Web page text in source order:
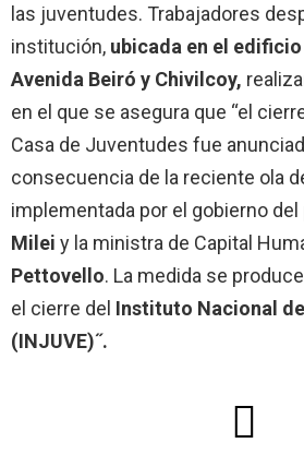
las juventudes. Trabajadores
institución, ubicada en el
Avenida Beiró y Chivilcoy,
en el que se asegura que “el
Casa de Juventudes fue
consecuencia de la reciente ola
implementada por el gobierno
Milei y la ministra de Capital
Pettovello. La medida se
el cierre del Instituto Nacional
(INJUVE)˝.